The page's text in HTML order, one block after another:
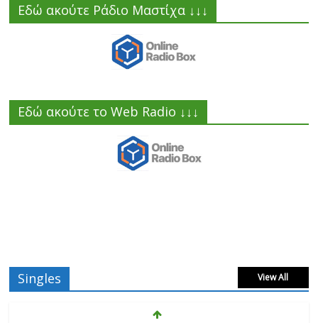
Εδώ ακούτε Ράδιο Μαστίχα ↓↓↓
Εδώ ακούτε το Web Radio ↓↓↓
Singles View All